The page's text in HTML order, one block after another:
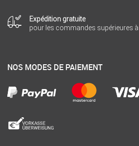
Expédition gratuite
pour les commandes supérieures à
NOS MODES DE PAIEMENT